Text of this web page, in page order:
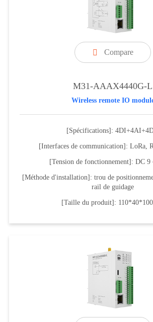
 Compare
M31-AAAX4440G-L
Wireless remote IO
[Spécifications]:
[Interfaces de communication]: LoRa,
[Tension de fonctionnement]: DC 9
[Méthode d'installation]: trou de
rail de guidage
[Taille du produit]: